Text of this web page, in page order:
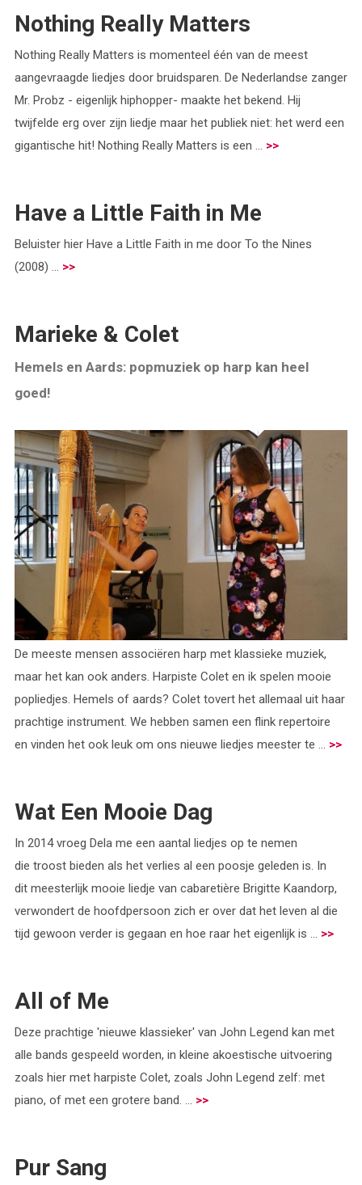
Nothing Really Matters
Nothing Really Matters is momenteel één van de meest
aangevraagde liedjes door bruidsparen. De Nederlandse zanger
Mr. Probz - eigenlijk hiphopper- maakte het bekend. Hij
twijfelde erg over zijn liedje maar het publiek niet: het werd een
gigantische hit! Nothing Really Matters is een ... >>
Have a Little Faith in Me
Beluister hier Have a Little Faith in me door To the Nines
(2008) ... >>
Marieke & Colet
Hemels en Aards: popmuziek op harp kan heel
goed!
De meeste mensen associëren harp met klassieke muziek,
maar het kan ook anders. Harpiste Colet en ik spelen mooie
popliedjes. Hemels of aards? Colet tovert het allemaal uit haar
prachtige instrument. We hebben samen een flink repertoire
en vinden het ook leuk om ons nieuwe liedjes meester te ... >>
Wat Een Mooie Dag
In 2014 vroeg Dela me een aantal liedjes op te nemen
die troost bieden als het verlies al een poosje geleden is. In
dit meesterlijk mooie liedje van cabaretière Brigitte Kaandorp,
verwondert de hoofdpersoon zich er over dat het leven al die
tijd gewoon verder is gegaan en hoe raar het eigenlijk is ... >>
All of Me
Deze prachtige 'nieuwe klassieker' van John Legend kan met
alle bands gespeeld worden, in kleine akoestische uitvoering
zoals hier met harpiste Colet, zoals John Legend zelf: met
piano, of met een grotere band. ... >>
Pur Sang